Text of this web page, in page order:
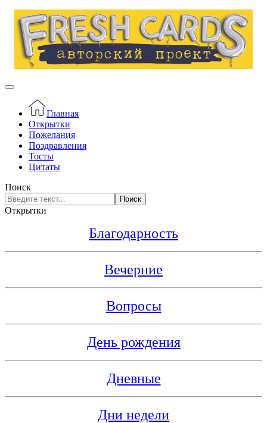
Главная
Открытки
Пожелания
Поздравления
Тосты
Цитаты
Поиск
Поиск
Открытки
Благодарность
Вечерние
Вопросы
День рождения
Дневные
Дни недели